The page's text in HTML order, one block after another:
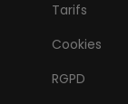
Tarifs
Cookies
RGPD